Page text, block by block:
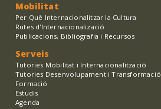
Mobilitat
Per Què Internacionalitzar la Cultura
Rutes d'Internacionalizació
Publicacions, Bibliografia i Recursos
Serveis
Tutories Mobilitat i Internacionalització
Tutories Desenvolupament i Transformació
Formació
Estudis
Agenda